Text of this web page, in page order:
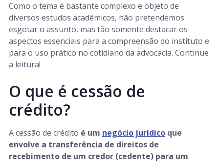
Como o tema é bastante complexo e objeto de
diversos estudos acadêmicos, não pretendemos
esgotar o assunto, mas tão somente destacar os
aspectos essenciais para a compreensão do instituto e
para o uso prático no cotidiano da advocacia. Continue
a leitura!
O que é cessão de
crédito?
A cessão de crédito é um negócio jurídico que
envolve a transferência de direitos de
recebimento de um credor (cedente) para um